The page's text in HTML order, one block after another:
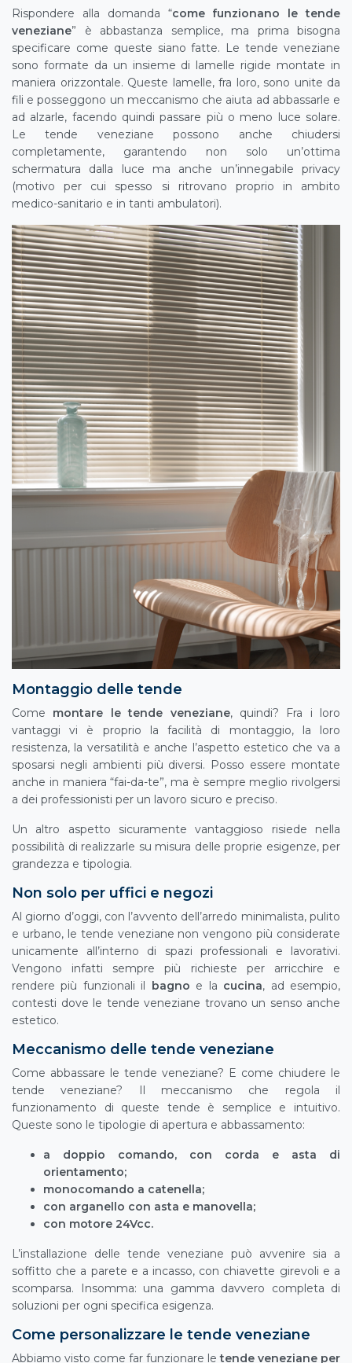
Rispondere alla domanda “come funzionano le tende
veneziane” è abbastanza semplice, ma prima bisogna
specificare come queste siano fatte. Le tende veneziane
sono formate da un insieme di lamelle rigide montate in
maniera orizzontale. Queste lamelle, fra loro, sono unite da
fili e posseggono un meccanismo che aiuta ad abbassarle e
ad alzarle, facendo quindi passare più o meno luce solare.
Le tende veneziane possono anche chiudersi
completamente, garantendo non solo un’ottima
schermatura dalla luce ma anche un’innegabile privacy
(motivo per cui spesso si ritrovano proprio in ambito
medico-sanitario e in tanti ambulatori).
Montaggio delle tende
Come montare le tende veneziane, quindi? Fra i loro
vantaggi vi è proprio la facilità di montaggio, la loro
resistenza, la versatilità e anche l’aspetto estetico che va a
sposarsi negli ambienti più diversi. Posso essere montate
anche in maniera “fai-da-te”, ma è sempre meglio rivolgersi
a dei professionisti per un lavoro sicuro e preciso.
Un altro aspetto sicuramente vantaggioso risiede nella
possibilità di realizzarle su misura delle proprie esigenze, per
grandezza e tipologia.
Non solo per uffici e negozi
Al giorno d’oggi, con l’avvento dell’arredo minimalista, pulito
e urbano, le tende veneziane non vengono più considerate
unicamente all’interno di spazi professionali e lavorativi.
Vengono infatti sempre più richieste per arricchire e
rendere più funzionali il bagno e la cucina, ad esempio,
contesti dove le tende veneziane trovano un senso anche
estetico.
Meccanismo delle tende veneziane
Come abbassare le tende veneziane? E come chiudere le
tende veneziane? Il meccanismo che regola il
funzionamento di queste tende è semplice e intuitivo.
Queste sono le tipologie di apertura e abbassamento:
a doppio comando, con corda e asta di
orientamento;
monocomando a catenella;
con arganello con asta e manovella;
con motore 24Vcc.
L’installazione delle tende veneziane può avvenire sia a
soffitto che a parete e a incasso, con chiavette girevoli e a
scomparsa. Insomma: una gamma davvero completa di
soluzioni per ogni specifica esigenza.
Come personalizzare le tende veneziane
Abbiamo visto come far funzionare letende veneziane per